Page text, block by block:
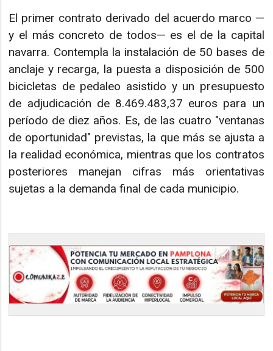
El primer contrato derivado del acuerdo marco —
y el más concreto de todos— es el de la capital
navarra. Contempla la instalación de 50 bases de
anclaje y recarga, la puesta a disposición de 500
bicicletas de pedaleo asistido y un presupuesto
de adjudicación de 8.469.483,37 euros para un
período de diez años. Es, de las cuatro "ventanas
de oportunidad" previstas, la que más se ajusta a
la realidad económica, mientras que los contratos
posteriores manejan cifras más orientativas
sujetas a la demanda final de cada municipio.